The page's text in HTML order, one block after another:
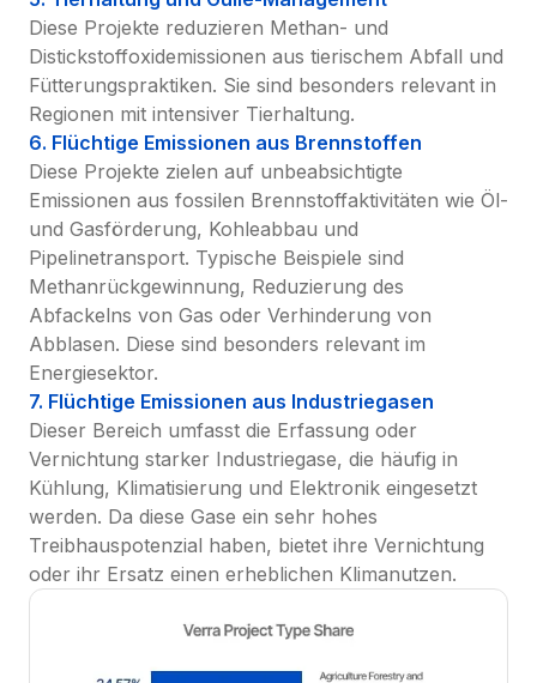
Diese Projekte reduzieren Methan- und
Distickstoffoxidemissionen aus tierischem Abfall und
Fütterungspraktiken. Sie sind besonders relevant in
Regionen mit intensiver Tierhaltung.
6. Flüchtige Emissionen aus Brennstoffen
Diese Projekte zielen auf unbeabsichtigte
Emissionen aus fossilen Brennstoffaktivitäten wie Öl-
und Gasförderung, Kohleabbau und
Pipelinetransport. Typische Beispiele sind
Methanrückgewinnung, Reduzierung des
Abfackelns von Gas oder Verhinderung von
Abblasen. Diese sind besonders relevant im
Energiesektor.
7. Flüchtige Emissionen aus Industriegasen
Dieser Bereich umfasst die Erfassung oder
Vernichtung starker Industriegase, die häufig in
Kühlung, Klimatisierung und Elektronik eingesetzt
werden. Da diese Gase ein sehr hohes
Treibhauspotenzial haben, bietet ihre Vernichtung
oder ihr Ersatz einen erheblichen Klimanutzen.